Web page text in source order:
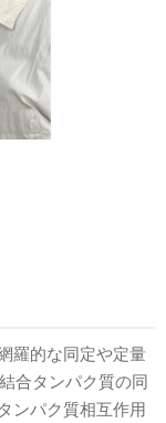
羅的な同定や定量
合タンパク質の同
ンパク質相互作用